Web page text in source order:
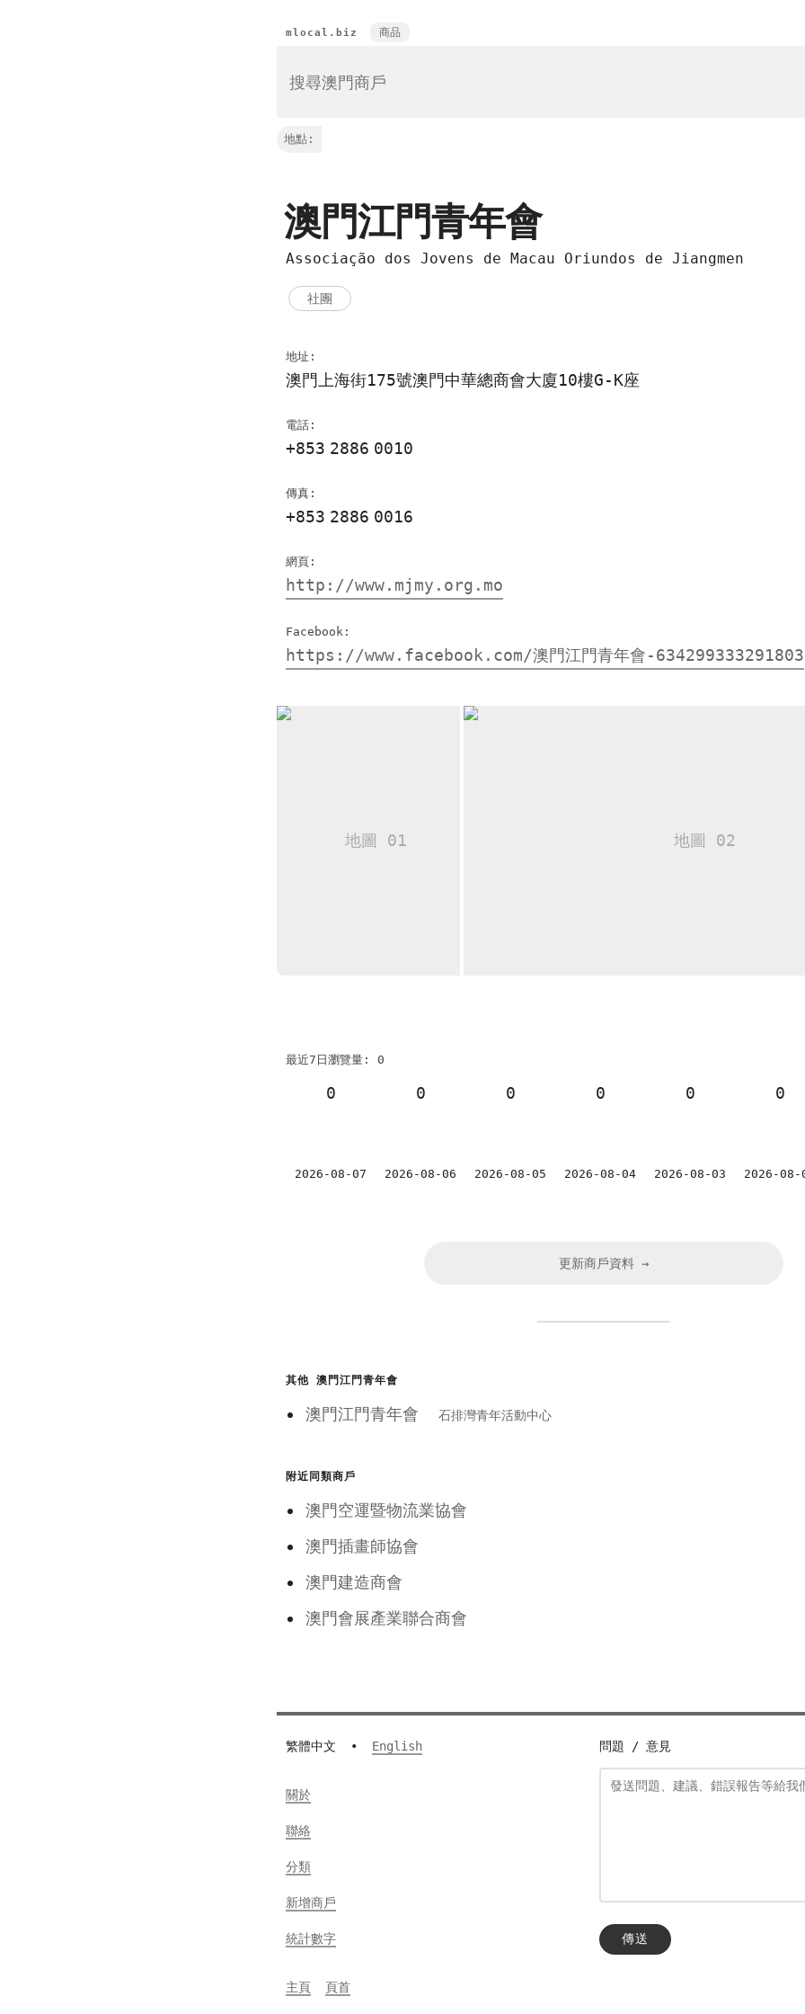
mlocal.biz 商品
地點:
澳門江門青年會
Associação dos Jovens de Macau Oriundos de Jiangmen
社團
地址:
澳門上海街175號澳門中華總商會大廈10樓G-K座
電話:
+853 2886 0010
傳真:
+853 2886 0016
網頁:
http://www.mjmy.org.mo
Facebook:
https://www.facebook.com/澳門江門青年會-634299333291803
最近7日瀏覽量: 0
0
2026-08-07
0
2026-08-06
0
2026-08-05
0
2026-08-04
0
2026-08-03
0
2026-08-
更新商戶資料 →
其他 澳門江門青年會
澳門江門青年會 石排灣青年活動中心
附近同類商戶
澳門空運暨物流業協會
澳門插畫師協會
澳門建造商會
澳門會展產業聯合商會
繁體中文 • English
關於
聯絡
分類
新增商戶
統計數字
主頁 頁首
問題 / 意見